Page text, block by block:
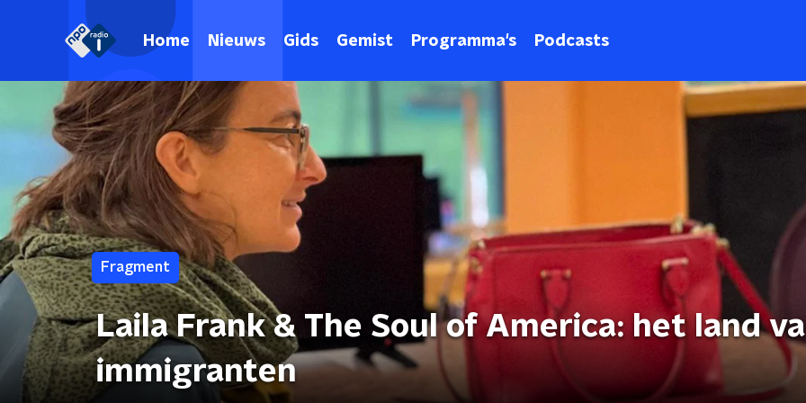
Home Nieuws Gids Gemist Programma's Podcasts
Fragment
Laila Frank & The Soul of America: het land
immigranten